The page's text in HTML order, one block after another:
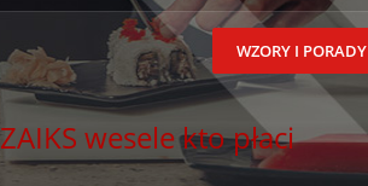
WZORY I PORADY
ZAIKS wesele kto płaci